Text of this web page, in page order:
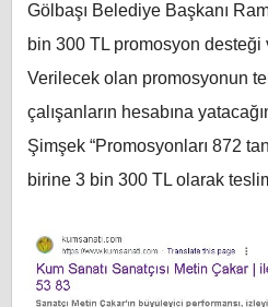
Gölbaşı Belediye Başkanı
bin 300 TL promosyon
Verilecek olan promosyonun
çalışanların hesabına
Şimşek “Promosyonları 872
birine 3 bin 300 TL olarak